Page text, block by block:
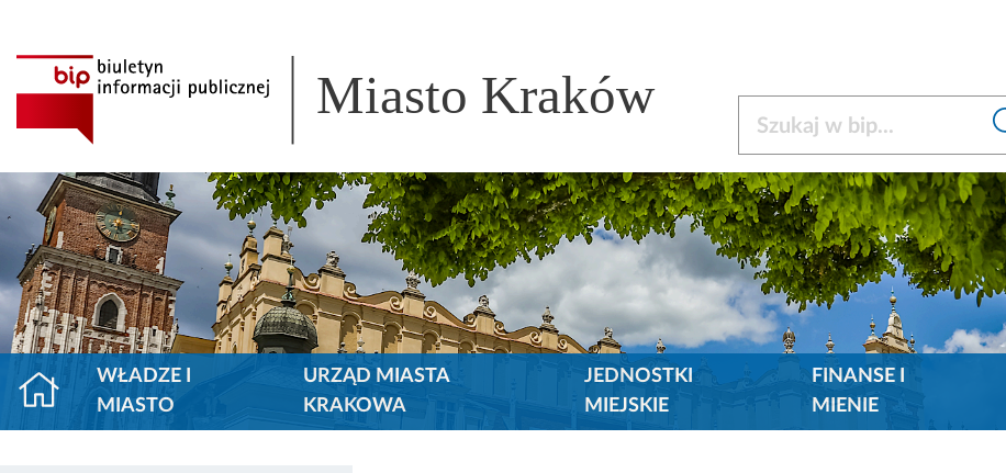
Miasto Kraków
WŁADZE I
MIASTO
URZĄD MIASTA
KRAKOWA
JEDNOSTKI
MIEJSKIE
FINANSE I
MIENIE